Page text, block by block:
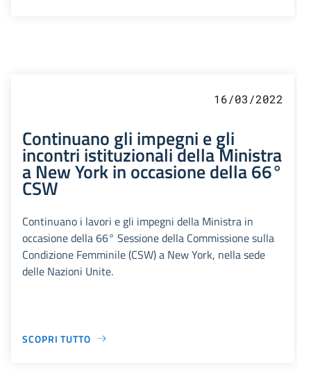
16/03/2022
Continuano gli impegni e gli
incontri istituzionali della Ministra
a New York in occasione della 66°
CSW
Continuano i lavori e gli impegni della Ministra in
occasione della 66° Sessione della Commissione sulla
Condizione Femminile (CSW) a New York, nella sede
delle Nazioni Unite.
SCOPRI TUTTO